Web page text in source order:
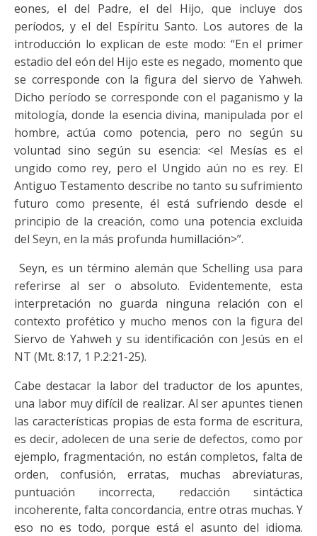
eones, el del Padre, el del Hijo, que incluye dos
períodos, y el del Espíritu Santo. Los autores de la
introducción lo explican de este modo: “En el primer
estadio del eón del Hijo este es negado, momento que
se corresponde con la figura del siervo de Yahweh.
Dicho período se corresponde con el paganismo y la
mitología, donde la esencia divina, manipulada por el
hombre, actúa como potencia, pero no según su
voluntad sino según su esencia: <el Mesías es el
ungido como rey, pero el Ungido aún no es rey. El
Antiguo Testamento describe no tanto su sufrimiento
futuro como presente, él está sufriendo desde el
principio de la creación, como una potencia excluida
del Seyn, en la más profunda humillación>”.
Seyn, es un término alemán que Schelling usa para
referirse al ser o absoluto. Evidentemente, esta
interpretación no guarda ninguna relación con el
contexto profético y mucho menos con la figura del
Siervo de Yahweh y su identificación con Jesús en el
NT (Mt. 8:17, 1 P.2:21-25).
Cabe destacar la labor del traductor de los apuntes,
una labor muy difícil de realizar. Al ser apuntes tienen
las características propias de esta forma de escritura,
es decir, adolecen de una serie de defectos, como por
ejemplo, fragmentación, no están completos, falta de
orden, confusión, erratas, muchas abreviaturas,
puntuación incorrecta, redacción sintáctica
incoherente, falta concordancia, entre otras muchas. Y
eso no es todo, porque está el asunto del idioma.